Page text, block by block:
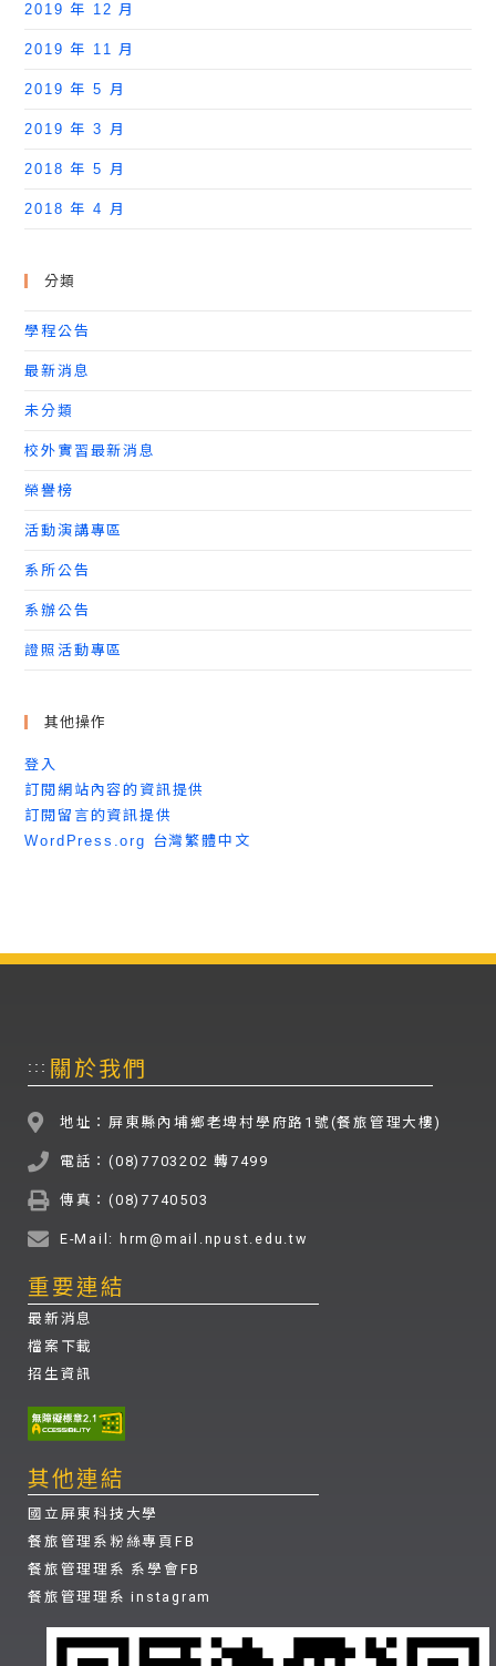
2019 年 12 月
2019 年 11 月
2019 年 5 月
2019 年 3 月
2018 年 5 月
2018 年 4 月
分類
學程公告
最新消息
未分類
校外實習最新消息
榮譽榜
活動演講專區
系所公告
系辦公告
證照活動專區
其他操作
登入
訂閱網站內容的資訊提供
訂閱留言的資訊提供
WordPress.org 台灣繁體中文
::: 關於我們
地址：屏東縣內埔鄉老埤村學府路1號(餐旅管理大樓)
電話：(08)7703202 轉7499
傳真：(08)7740503
E-Mail: hrm@mail.npust.edu.tw
重要連結
最新消息
檔案下載
招生資訊
其他連結
國立屏東科技大學
餐旅管理系粉絲專頁FB
餐旅管理理系 系學會FB
餐旅管理理系 instagram